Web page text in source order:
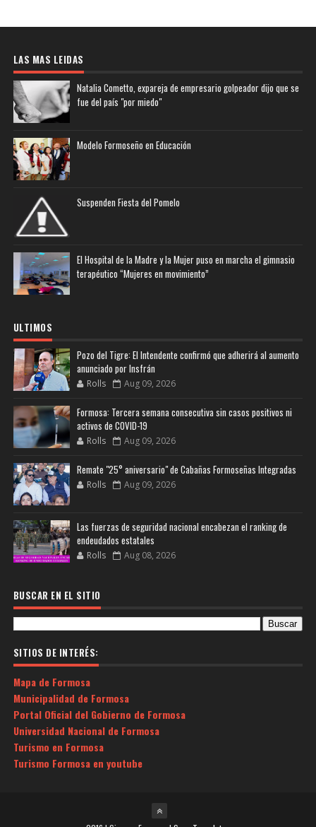
LAS MAS LEIDAS
Natalia Cometto, expareja de empresario golpeador dijo que se
fue del país "por miedo"
Modelo Formoseño en Educación
Suspenden Fiesta del Pomelo
El Hospital de la Madre y la Mujer puso en marcha el gimnasio
terapéutico “Mujeres en movimiento”
ULTIMOS
Pozo del Tigre: El Intendente confirmó que adherirá al aumento
anunciado por Insfrán
Rolls Aug 09, 2026
Formosa: Tercera semana consecutiva sin casos positivos ni
activos de COVID-19
Rolls Aug 09, 2026
Remate "25° aniversario" de Cabañas Formoseñas Integradas
Rolls Aug 09, 2026
Las fuerzas de seguridad nacional encabezan el ranking de
endeudados estatales
Rolls Aug 08, 2026
BUSCAR EN EL SITIO
SITIOS DE INTERÉS:
Mapa de Formosa
Municipalidad de Formosa
Portal Oficial del Gobierno de Formosa
Universidad Nacional de Formosa
Turismo en Formosa
Turismo Formosa en youtube